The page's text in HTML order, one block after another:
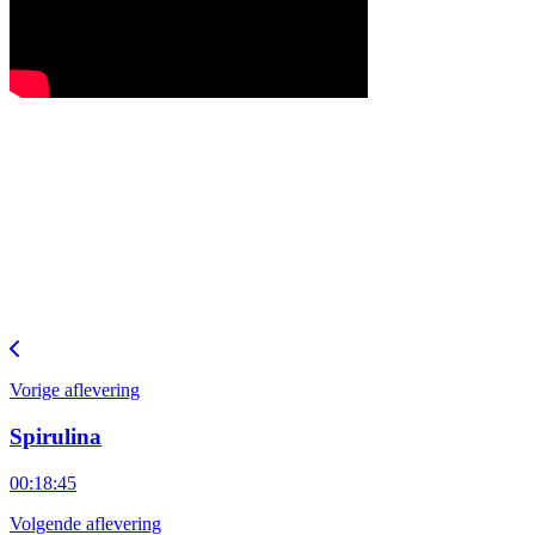
Vorige aflevering
Spirulina
00:18:45
Volgende aflevering